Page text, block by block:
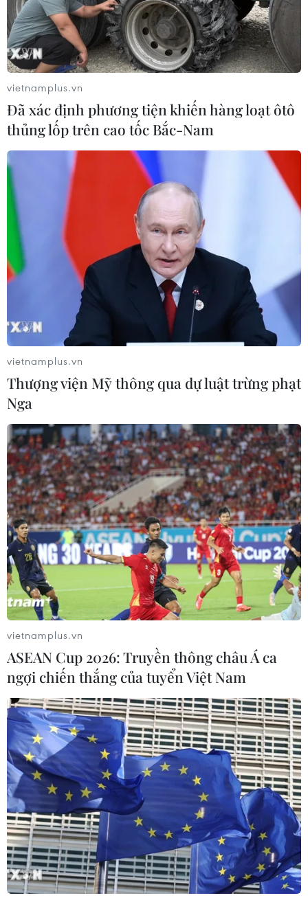
vietnamplus.vn
Đã xác định phương tiện khiến hàng loạt ôtô
thủng lốp trên cao tốc Bắc-Nam
vietnamplus.vn
Thượng viện Mỹ thông qua dự luật trừng phạt
Nga
vietnamplus.vn
ASEAN Cup 2026: Truyền thông châu Á ca
ngợi chiến thắng của tuyển Việt Nam